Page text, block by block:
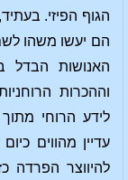
הגוף הפיזי.
הם יעשו משהו
האנושות הבדל
וההכרות
לידע הרוחי מתוך
עדיין מהווים
להיווצר הפרדה